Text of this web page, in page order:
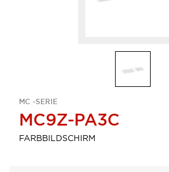
MC -SERIE
MC9Z-PA3C
FARBBILDSCHIRM